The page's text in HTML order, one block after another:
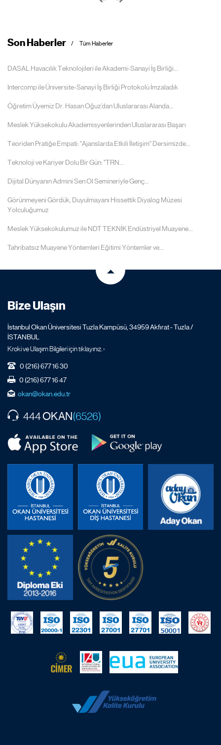
Son Haberler Tüm Haberler
DASAL Havacılık Teknolojileri ile Akademi-Sanayi İş Birliği...
Intercomp ile Üniversite-Sanayi İş Birliği Protokolü İmzaladık
Öğretim Üyemiz Dr. Hasan Oğuz’dan Uluslararası Alanda...
Meslek Yüksekokulu Akademisyenlerinden Uluslararası Başarı
Teoriden Pratiğe Empati: "Ajanslarda Etkili İletişim" Dersimizde...
Teknoloji ve Kariyer Dolu Bir Gün: "TRN...
Dijital Dünyanın Admini Sen Ol Semineriyle Genç...
Görünmeyeni Gördük, Duyulmayanı Hissettik Diyalog Müzesi
Yolculuğumuz
Meslek Yüksekokulumuz ile NDT TEKNİK Endüstriyel Muayene...
Tahribatsız Muayene Yöntemleri Eğitimi Yöntemler ve...
Bize Ulaşın
İstanbul Okan Üniversitesi Tuzla Kampüsü, 34959 Akfırat - Tuzla /
İSTANBUL
Kroki ve Ulaşım Bilgileri için tıklayınız. ›
0 (216) 677 16 30
0 (216) 677 16 47
okan@okan.edu.tr
444OKAN(6526)